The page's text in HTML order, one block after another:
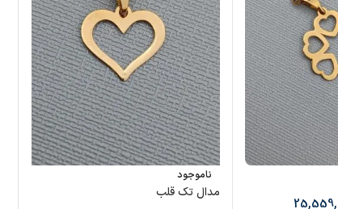
ناموجود
مدال تک قلب